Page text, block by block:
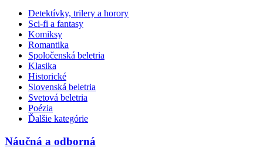
Detektívky, trilery a horory
Sci-fi a fantasy
Komiksy
Romantika
Spoločenská beletria
Klasika
Historické
Slovenská beletria
Svetová beletria
Poézia
Ďalšie kategórie
Náučná a odborná